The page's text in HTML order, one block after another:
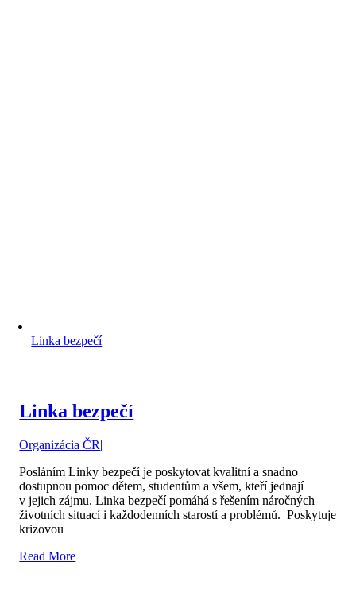
Linka bezpečí
Linka bezpečí
Organizácia ČR|
Posláním Linky bezpečí je poskytovat kvalitní a snadno
dostupnou pomoc dětem, studentům a všem, kteří jednají
v jejich zájmu. Linka bezpečí pomáhá s řešením náročných
životních situací i každodenních starostí a problémů. Poskytuje
krizovou
Read More